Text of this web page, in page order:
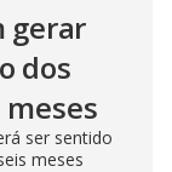
gerar
dos
ser sentido
meses